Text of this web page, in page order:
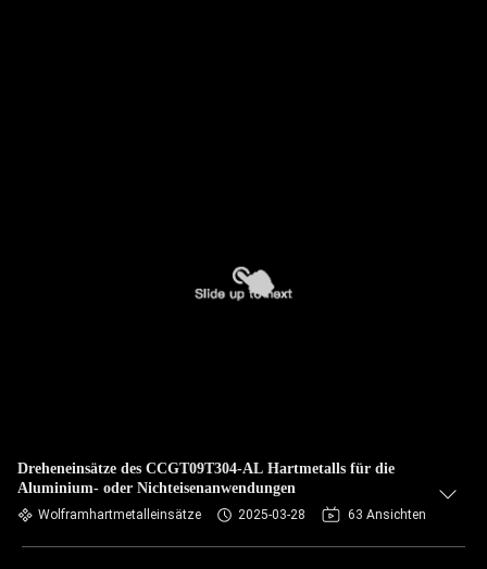
Dreheneinsätze des CCGT09T304-AL Hartmetalls für die
Aluminium- oder Nichteisenanwendungen
Wolframhartmetalleinsätze 2025-03-28 63 Ansichten